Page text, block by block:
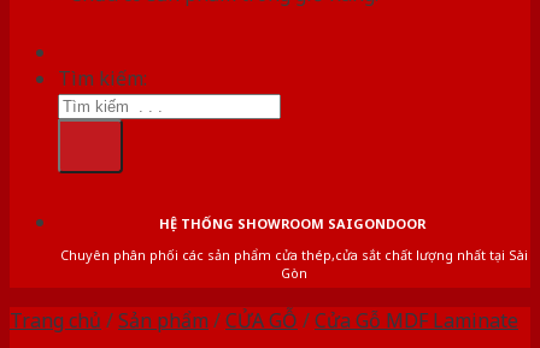
Tìm kiếm:
HỆ THỐNG SHOWROOM SAIGONDOOR
Chuyên phân phối các sản phẩm cửa thép,cửa sắt chất lượng nhất tại Sài
Gòn
Trang chủ /Sản phẩm /CỬA GỖ /Cửa Gỗ MDF Laminate